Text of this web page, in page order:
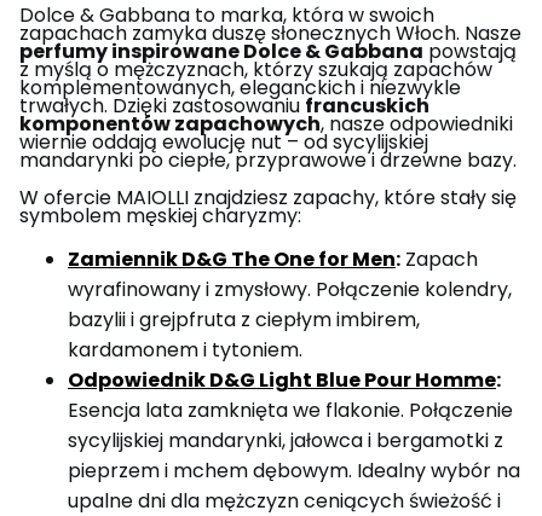
Dolce & Gabbana to marka, która w swoich
zapachach zamyka duszę słonecznych Włoch. Nasze
perfumy inspirowane Dolce & Gabbana powstają
z myślą o mężczyznach, którzy szukają zapachów
komplementowanych, eleganckich i niezwykle
trwałych. Dzięki zastosowaniu francuskich
komponentów zapachowych, nasze odpowiedniki
wiernie oddają ewolucję nut – od sycylijskiej
mandarynki po ciepłe, przyprawowe i drzewne bazy.
W ofercie MAIOLLI znajdziesz zapachy, które stały się
symbolem męskiej charyzmy:
Zamiennik D&G The One for Men: Zapach
wyrafinowany i zmysłowy. Połączenie kolendry,
bazylii i grejpfruta z ciepłym imbirem,
kardamonem i tytoniem.
Odpowiednik D&G Light Blue Pour Homme:
Esencja lata zamknięta we flakonie. Połączenie
sycylijskiej mandarynki, jałowca i bergamotki z
pieprzem i mchem dębowym. Idealny wybór na
upalne dni dla mężczyzn ceniących świeżość i